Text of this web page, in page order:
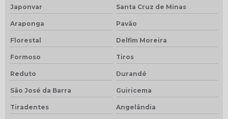
Japonvar Santa Cruz de Minas
Araponga Pavão
Florestal Delfim Moreira
Formoso Tiros
Reduto Durandé
São José da Barra Guiricema
Tiradentes Angelândia